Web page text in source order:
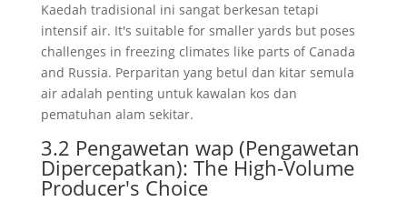
Kaedah tradisional ini sangat berkesan tetapi
intensif air. It's suitable for smaller yards but poses
challenges in freezing climates like parts of Canada
and Russia. Perparitan yang betul dan kitar semula
air adalah penting untuk kawalan kos dan
pematuhan alam sekitar.
3.2 Pengawetan wap (Pengawetan
Dipercepatkan): The High-Volume
Producer's Choice